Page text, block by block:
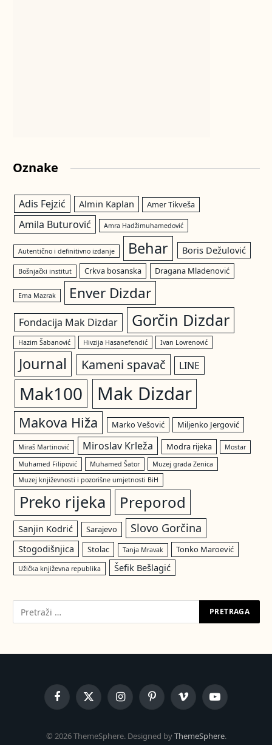
Oznake
Adis Fejzić Almin Kaplan Amer Tikveša
Amila Buturović Amra Hadžimuhamedović
Autentično i definitivno izdanje Behar Boris Dežulović
Bošnjački institut Crkva bosanska Dragana Mladenović
Ema Mazrak Enver Dizdar
Fondacija Mak Dizdar Gorčin Dizdar
Hazim Šabanović Hivzija Hasanefendić Ivan Lovrenović
Journal Kameni spavač LINE
Mak100 Mak Dizdar
Makova Hiža Marko Vešović Miljenko Jergović
Miraš Martinović Miroslav Krleža Modra rijeka
Mostar
Muhamed Filipović
Muhamed Šator
Muzej grada Zenica
Muzej književnosti i pozorišne umjetnosti BiH
Preko rijeka Preporod
Sanjin Kodrić Sarajevo Slovo Gorčina
Stogodišnjica Stolac Tanja Mravak Tonko Maroević
Užička književna republika Šefik Bešlagić
FacebookX
(Twitter)
InstagramPinterestVimeo YouTube
© 2026 ThemeSphere. Designed byThemeSphere.